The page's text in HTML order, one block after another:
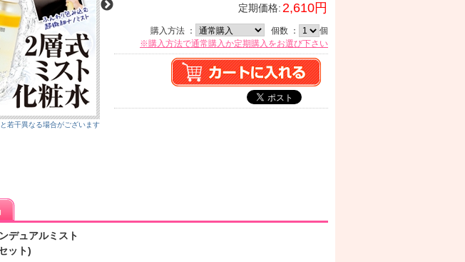
若干異なる場合がございます
定期価格:2,610円
購入方法 ： 個数 ：
個
※購入方法で通常購入か定期購入をお選び下さい
デュアルミスト
ット)